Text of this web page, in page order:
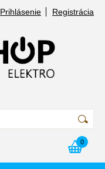
Prihlásenie Registrácia
0